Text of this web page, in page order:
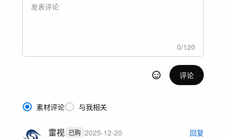
0/120
评论
素材评论 与我相关
雷视 已购 2025-12-20
回复